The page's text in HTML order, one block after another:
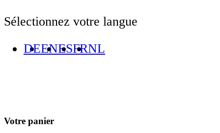
Sélectionnez votre langue
DEENESFRNL
Votre panier